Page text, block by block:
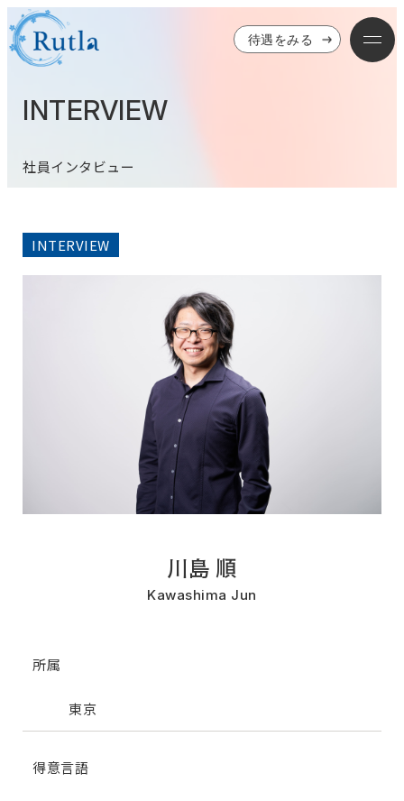
待遇をみる
INTERVIEW
社員インタビュー
INTERVIEW
川島 順
Kawashima Jun
所属
東京
得意言語